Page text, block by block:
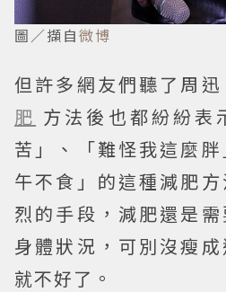
圖／擷自微博
但許多網友們聽了周
肥 方法後也都紛紛表
苦」、「難怪我這麼
午不食」的這種減肥
烈的手段，減肥還是
身體狀況，可別沒瘦
就不好了。